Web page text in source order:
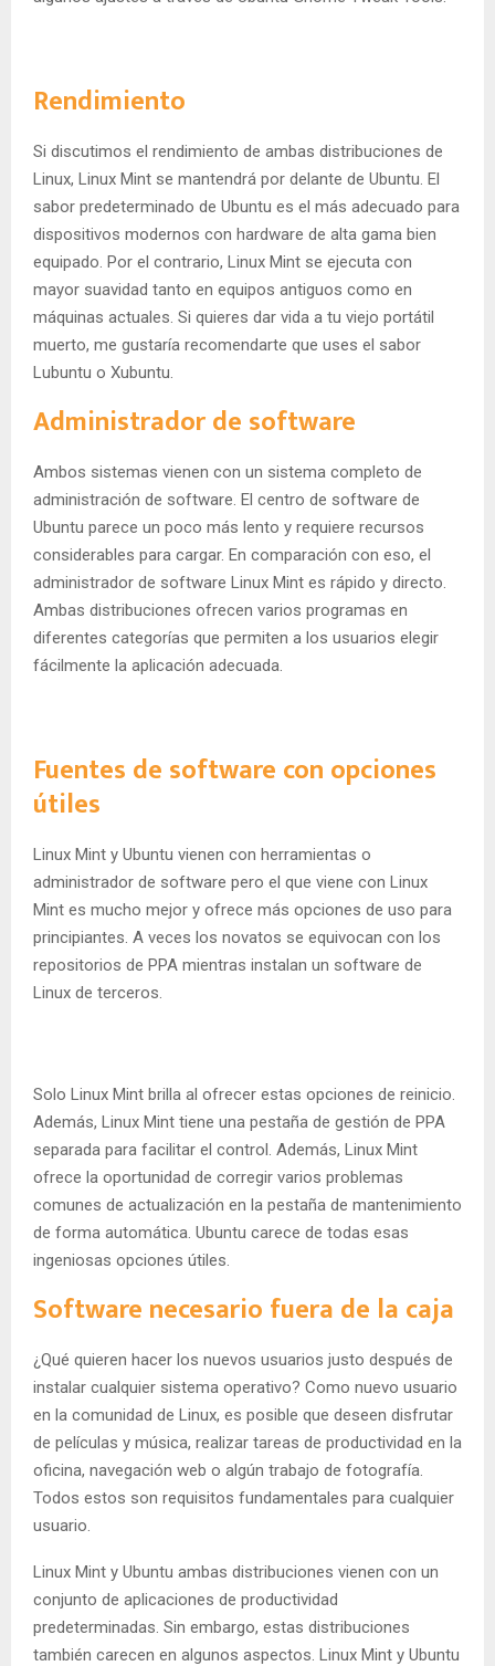
Rendimiento
Si discutimos el rendimiento de ambas distribuciones de
Linux, Linux Mint se mantendrá por delante de Ubuntu. El
sabor predeterminado de Ubuntu es el más adecuado para
dispositivos modernos con hardware de alta gama bien
equipado. Por el contrario, Linux Mint se ejecuta con
mayor suavidad tanto en equipos antiguos como en
máquinas actuales. Si quieres dar vida a tu viejo portátil
muerto, me gustaría recomendarte que uses el sabor
Lubuntu o Xubuntu.
Administrador de software
Ambos sistemas vienen con un sistema completo de
administración de software. El centro de software de
Ubuntu parece un poco más lento y requiere recursos
considerables para cargar. En comparación con eso, el
administrador de software Linux Mint es rápido y directo.
Ambas distribuciones ofrecen varios programas en
diferentes categorías que permiten a los usuarios elegir
fácilmente la aplicación adecuada.
Fuentes de software con opciones
útiles
Linux Mint y Ubuntu vienen con herramientas o
administrador de software pero el que viene con Linux
Mint es mucho mejor y ofrece más opciones de uso para
principiantes. A veces los novatos se equivocan con los
repositorios de PPA mientras instalan un software de
Linux de terceros.
Solo Linux Mint brilla al ofrecer estas opciones de reinicio.
Además, Linux Mint tiene una pestaña de gestión de PPA
separada para facilitar el control. Además, Linux Mint
ofrece la oportunidad de corregir varios problemas
comunes de actualización en la pestaña de mantenimiento
de forma automática. Ubuntu carece de todas esas
ingeniosas opciones útiles.
Software necesario fuera de la caja
¿Qué quieren hacer los nuevos usuarios justo después de
instalar cualquier sistema operativo? Como nuevo usuario
en la comunidad de Linux, es posible que deseen disfrutar
de películas y música, realizar tareas de productividad en la
oficina, navegación web o algún trabajo de fotografía.
Todos estos son requisitos fundamentales para cualquier
usuario.
Linux Mint y Ubuntu ambas distribuciones vienen con un
conjunto de aplicaciones de productividad
predeterminadas. Sin embargo, estas distribuciones
también carecen en algunos aspectos. Linux Mint y Ubuntu